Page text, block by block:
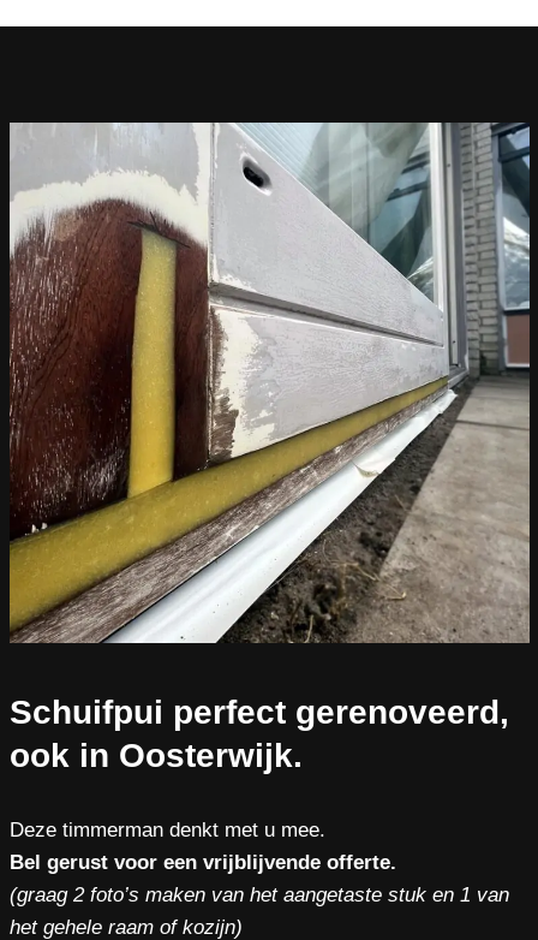
Schuifpui perfect gerenoveerd,
ook in Oosterwijk.
Deze timmerman denkt met u mee.
Bel gerust voor een vrijblijvende offerte.
(graag 2 foto’s maken van het aangetaste stuk en 1 van
het gehele raam of kozijn)